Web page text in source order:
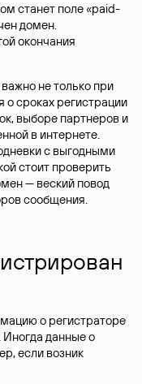
станет поле «paid-
домен.
окончания
не только при
сроках регистрации
выборе партнеров и
в интернете.
с выгодными
стоит проверить
— веский повод
сообщения.
о регистраторе
Иногда данные о
если возник